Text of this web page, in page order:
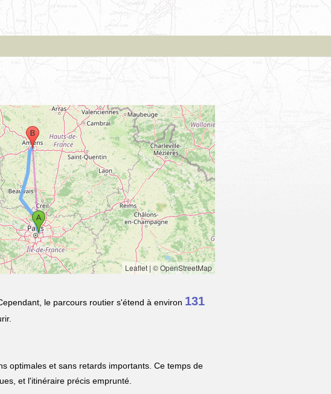
Leaflet | © OpenStreetMap
Cependant, le parcours routier s'étend à environ 131
optimales et sans retards importants. Ce temps de
et l'itinéraire précis emprunté.